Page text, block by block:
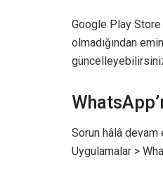
Google Play Store
olmadığından
Sorun hâlâ devam
Uygulamalar >